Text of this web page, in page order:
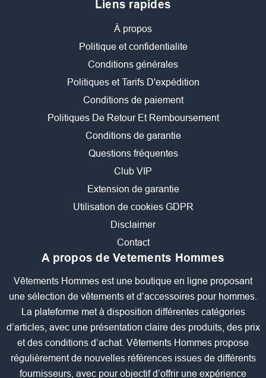
Liens rapides
À propos
Politique et confidentialite
Conditions générales
Politiques et Tarifs D'expédition
Conditions de paiement
Politiques De Retour Et Remboursement
Conditions de garantie
Questions fréquentes
Club VIP
Extension de garantie
Utilisation de cookies GDPR
Disclaimer
Contact
A propos de Vetements Hommes
Vêtements Hommes est une boutique en ligne proposant
une sélection de vêtements et d’accessoires pour hommes.
La plateforme met à disposition différentes catégories
d’articles, avec une présentation claire des produits, des prix
et des conditions d’achat. Vêtements Hommes propose
régulièrement de nouvelles références issues de différents
fournisseurs, avec pour objectif d’offrir une expérience